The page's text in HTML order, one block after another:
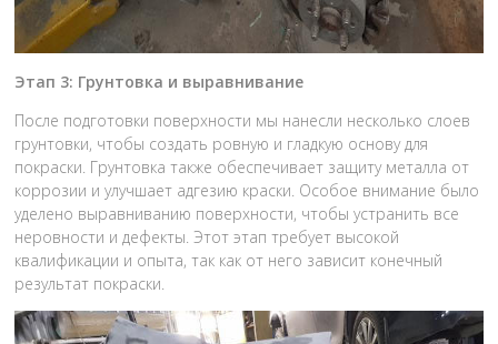
Этап 3: Грунтовка и выравнивание
После подготовки поверхности мы нанесли несколько слоев
грунтовки, чтобы создать ровную и гладкую основу для
покраски. Грунтовка также обеспечивает защиту металла от
коррозии и улучшает адгезию краски. Особое внимание было
уделено выравниванию поверхности, чтобы устранить все
неровности и дефекты. Этот этап требует высокой
квалификации и опыта, так как от него зависит конечный
результат покраски.